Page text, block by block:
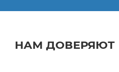
НАМ ДОВЕРЯЮТ